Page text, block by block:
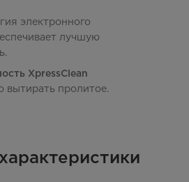
электронного
лучшую
XpressClean
вытирать пролитое.